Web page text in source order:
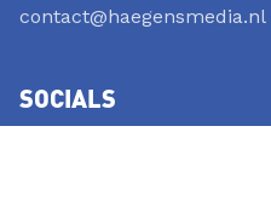
contact@haegensmedia.nl
SOCIALS